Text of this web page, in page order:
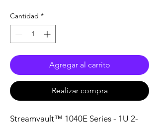
Cantidad *
Agregar al carrito
Realizar compra
Streamvault™ 1040E Series - 1U 2-